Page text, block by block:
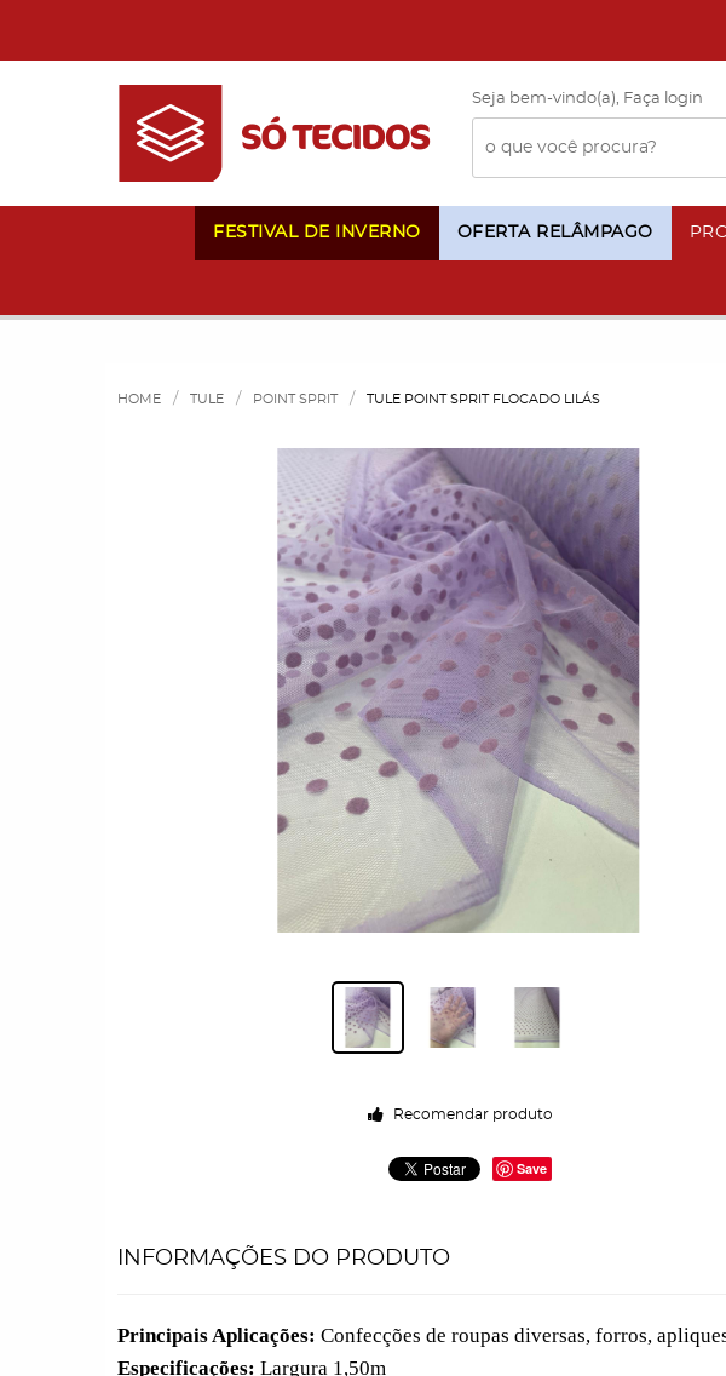
Seja bem-vindo(a), Faça login
FESTIVAL DE INVERNO OFERTA RELÂMPAGO
HOME TULE POINT SPRIT TULE POINT SPRIT FLOCADO LILÁS
Recomendar produto
Save
INFORMAÇÕES DO PRODUTO
Principais Aplicações: Confecções de roupas diversas, forros,
Especificações: Largura 1,50m